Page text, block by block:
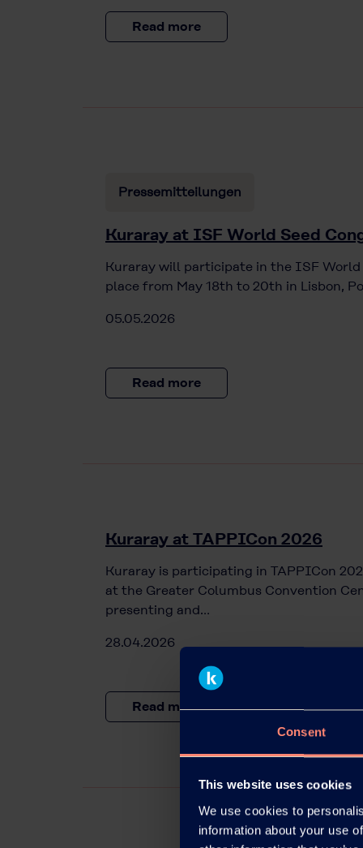
Consent
This website uses cookies
We use cookies to
information about your use
Read more
Pressemitteilungen
Kuraray at ISF World Seed
Kuraray will participate in the ISF World
place from May 18th to 20th in Lisbon,
05.05.2026
Read more
Kuraray at TAPPICon 2026
Kuraray is participating in TAPPICon
at the Greater Columbus Convention
presenting and…
28.04.2026
Read more